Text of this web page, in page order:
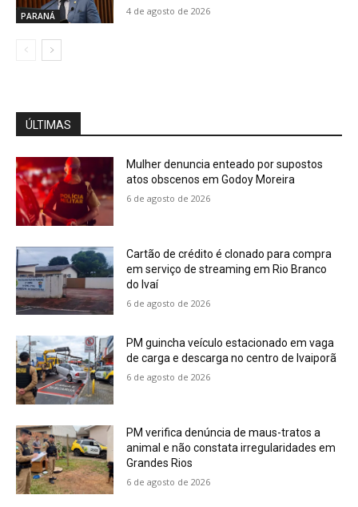
PARANÁ 4 de agosto de 2026
ÚLTIMAS
Mulher denuncia enteado por supostos
atos obscenos em Godoy Moreira
6 de agosto de 2026
Cartão de crédito é clonado para compra
em serviço de streaming em Rio Branco
do Ivaí
6 de agosto de 2026
PM guincha veículo estacionado em vaga
de carga e descarga no centro de Ivaiporã
6 de agosto de 2026
PM verifica denúncia de maus-tratos a
animal e não constata irregularidades em
Grandes Rios
6 de agosto de 2026